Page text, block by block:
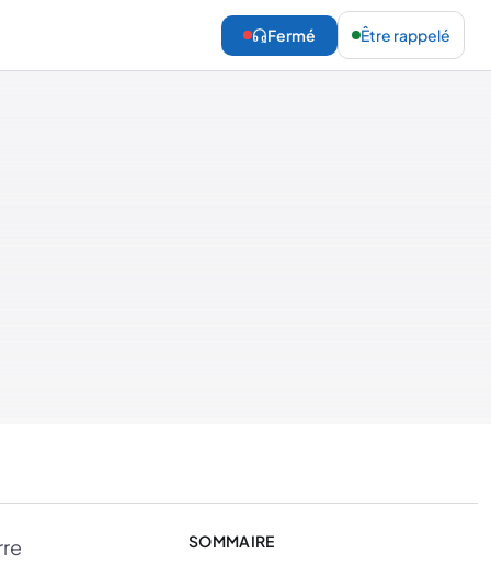
Fermé Être rappelé
SOMMAIRE